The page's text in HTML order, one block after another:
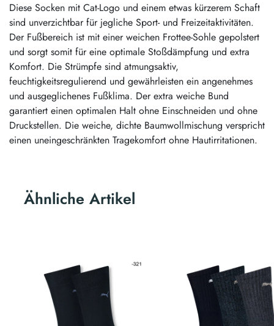
Diese Socken mit Cat-Logo und einem etwas kürzerem Schaft
sind unverzichtbar für jegliche Sport- und Freizeitaktivitäten.
Der Fußbereich ist mit einer weichen Frottee-Sohle gepolstert
und sorgt somit für eine optimale Stoßdämpfung und extra
Komfort. Die Strümpfe sind atmungsaktiv,
feuchtigkeitsregulierend und gewährleisten ein angenehmes
und ausgeglichenes Fußklima. Der extra weiche Bund
garantiert einen optimalen Halt ohne Einschneiden und ohne
Druckstellen. Die weiche, dichte Baumwollmischung verspricht
einen uneingeschränkten Tragekomfort ohne Hautirritationen.
Ähnliche Artikel